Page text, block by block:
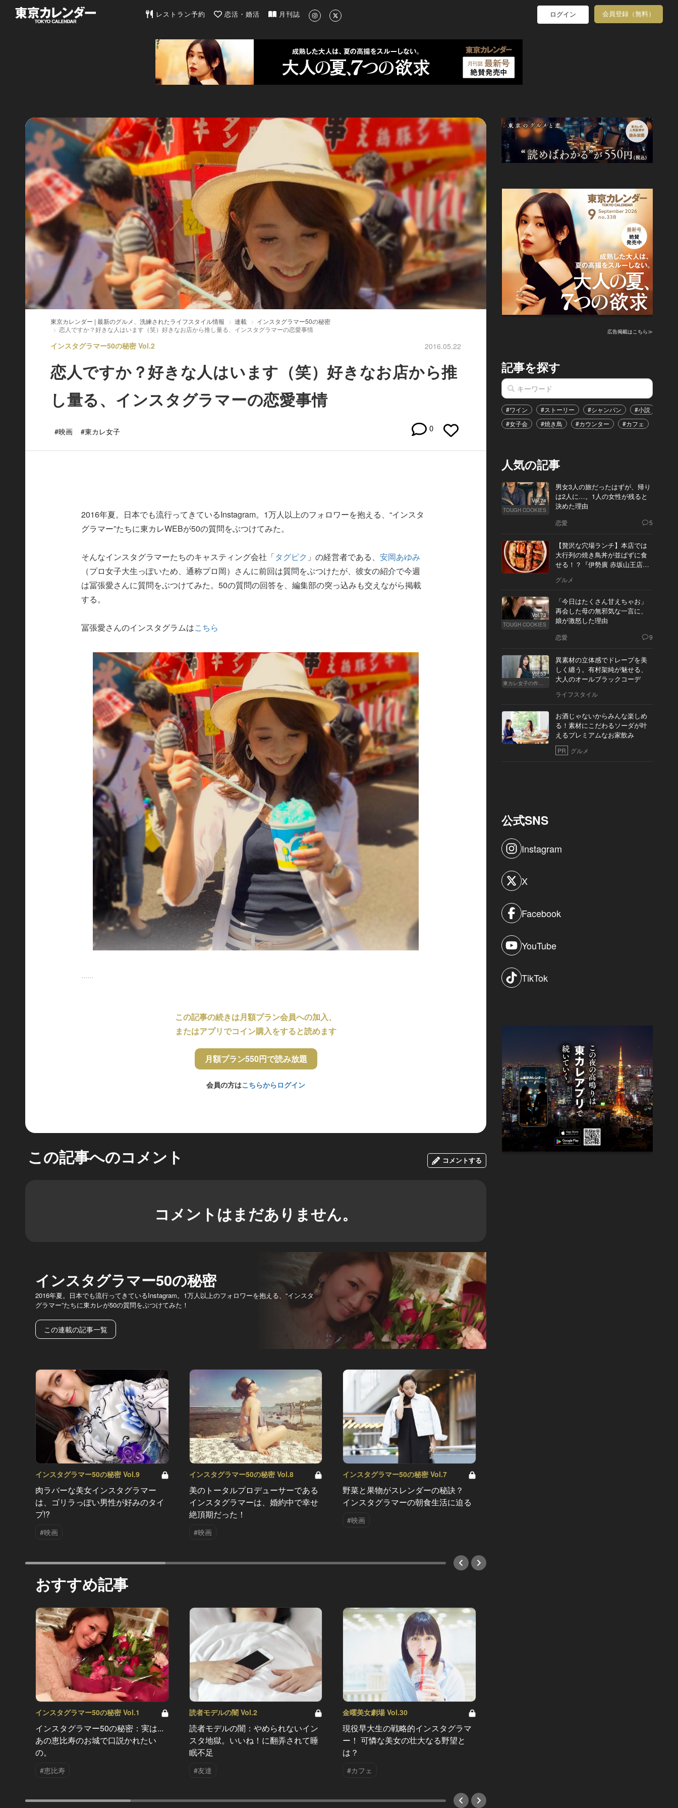
東京カレンダー | 最新のグルメ、洗練されたライフスタイル情報
レストラン予約 恋活・婚活 月刊誌 ログイン 会員登録（無料）
東京カレンダー | 最新のグルメ、洗練されたライフスタイル情報 連載
インスタグラマー50の秘密
恋人ですか？好きな人はいます（笑）好きなお店から推し量る、インスタグラマーの恋愛事情
インスタグラマー50の秘密 Vol.2 2016.05.22
恋人ですか？好きな人はいます（笑）好きなお店から推
し量る、インスタグラマーの恋愛事情
#映画 #東カレ女子 0
2016年夏。日本でも流行ってきているInstagram。1万人以上のフォロワーを抱える、“インスタ
グラマー”たちに東カレWEBが50の質問をぶつけてみた。
そんなインスタグラマーたちのキャスティング会社「タグピク 」の経営者である、安岡あゆみ
（プロ女子大生っぽいため、通称プロ岡）さんに前回は質問をぶつけたが、彼女の紹介で今週
は冨張愛さんに質問をぶつけてみた。50の質問の回答を、編集部の突っ込みも交えながら掲載
する。
冨張愛さんのインスタグラムはこちら
......
この記事の続きは月額プラン会員への加入、
またはアプリでコイン購入をすると読めます
月額プラン550円で読み放題
会員の方はこちらからログイン
この記事へのコメント コメントする
コメントはまだありません。
インスタグラマー50の秘密
2016年夏。日本でも流行ってきているInstagram。1万人以上のフォロワーを抱える、“インスタ
グラマー”たちに東カレが50の質問をぶつけてみた！
この連載の記事一覧
インスタグラマー50の秘密 Vol.9
肉ラバーな美女インスタグラマー
は、ゴリラっぽい男性が好みのタイ
プ!?
#映画
インスタグラマー50の秘密 Vol.8
美のトータルプロデューサーである
インスタグラマーは、婚約中で幸せ
絶頂期だった！
#映画
インスタグラマー50の秘密 Vol.7
野菜と果物がスレンダーの秘訣？
インスタグラマーの朝食生活に迫る
#映画
おすすめ記事
インスタグラマー50の秘密 Vol.1
インスタグラマー50の秘密：実は...
あの恵比寿のお城で口説かれたい
の。
#恵比寿
読者モデルの闇 Vol.2
読者モデルの闇：やめられないイン
スタ地獄。いいね！に翻弄されて睡
眠不足
#友達
金曜美女劇場 Vol.30
現役早大生の戦略的インスタグラマ
ー！ 可憐な美女の壮大なる野望と
は？
#カフェ
広告掲載はこちら≫
記事を探す
#ワイン #ストーリー #シャンパン #小説
#女子会
#焼き鳥 #カウンター #カフェ
人気の記事
Vol.74
TOUGH COOKIES
男女3人の旅だったはずが、帰り
は2人に…。1人の女性が残ると
決めた理由
恋愛 5
【贅沢な穴場ランチ】本店では
大行列の焼き鳥丼が並ばずに食
せる！？『伊勢廣 赤坂山王店』
グルメ
Vol.73
TOUGH COOKIES
「今日はたくさん甘えちゃお」
再会した母の無邪気な一言に、
娘が激怒した理由
恋愛 9
Vol.53
東カレ女子の作り方
異素材の立体感でドレープを美
しく纏う。有村架純が魅せる、
大人のオールブラックコーデ
ライフスタイル
お酒じゃないからみんな楽しめ
る！素材にこだわるソーダが叶
えるプレミアムなお家飲み
PR グルメ
公式SNS
Instagram
X
Facebook
YouTube
TikTok